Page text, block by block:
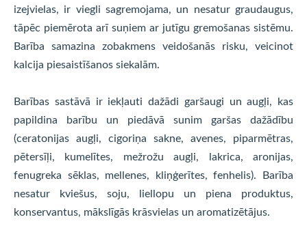
izejvielas, ir viegli sagremojama, un nesatur graudaugus,
tāpēc piemērota arī suņiem ar jutīgu gremošanas sistēmu.
Barība samazina zobakmens veidošanās risku, veicinot
kalcija piesaistīšanos siekalām.
Barības sastāvā ir iekļauti dažādi garšaugi un augļi, kas
papildina barību un piedāvā sunim garšas dažādību
(ceratonijas augļi, cigoriņa sakne, avenes, piparmētras,
pētersīļi, kumelītes, mežrožu augļi, lakrica, aronijas,
fenugreka sēklas, mellenes, kliņģerītes, fenhelis). Barība
nesatur kviešus, soju, liellopu un piena produktus,
konservantus, mākslīgās krāsvielas un aromatizētājus.